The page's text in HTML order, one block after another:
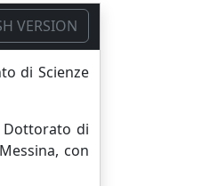
VERSION
di Scienze
Dottorato di
con